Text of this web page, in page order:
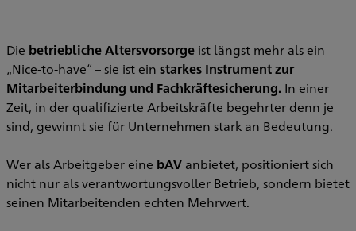
Die betriebliche Altersvorsorge ist längst mehr als ein
„Nice-to-have“ – sie ist ein starkes Instrument zur
Mitarbeiterbindung und Fachkräftesicherung. In einer
Zeit, in der qualifizierte Arbeitskräfte begehrter denn je
sind, gewinnt sie für Unternehmen stark an Bedeutung.
Wer als Arbeitgeber eine bAV anbietet, positioniert sich
nicht nur als verantwortungsvoller Betrieb, sondern bietet
seinen Mitarbeitenden echten Mehrwert.